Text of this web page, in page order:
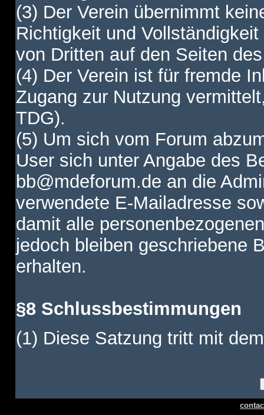
(3) Der Verein übernimmt
Richtigkeit und
von Dritten auf den Seiten
(4) Der Verein ist für fremde
Zugang zur Nutzung
TDG).
(5) Um sich vom Forum
User sich unter Angabe des
bb@mdeforum.de an die
verwendete E-Mailadresse
damit alle
jedoch bleiben geschriebene
erhalten.
§8 Schlussbestimmungen
(1) Diese Satzung tritt mit